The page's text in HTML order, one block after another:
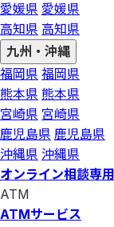
愛媛県 愛媛県
高知県 高知県
九州・沖縄
福岡県 福岡県
熊本県 熊本県
宮崎県 宮崎県
鹿児島県 鹿児島県
沖縄県 沖縄県
オンライン相談専用
ATM
ATMサービス